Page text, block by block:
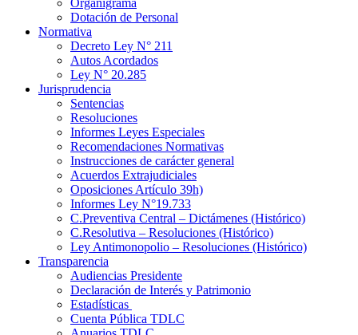
Organigrama
Dotación de Personal
Normativa
Decreto Ley N° 211
Autos Acordados
Ley N° 20.285
Jurisprudencia
Sentencias
Resoluciones
Informes Leyes Especiales
Recomendaciones Normativas
Instrucciones de carácter general
Acuerdos Extrajudiciales
Oposiciones Artículo 39h)
Informes Ley N°19.733
C.Preventiva Central – Dictámenes (Histórico)
C.Resolutiva – Resoluciones (Histórico)
Ley Antimonopolio – Resoluciones (Histórico)
Transparencia
Audiencias Presidente
Declaración de Interés y Patrimonio
Estadísticas
Cuenta Pública TDLC